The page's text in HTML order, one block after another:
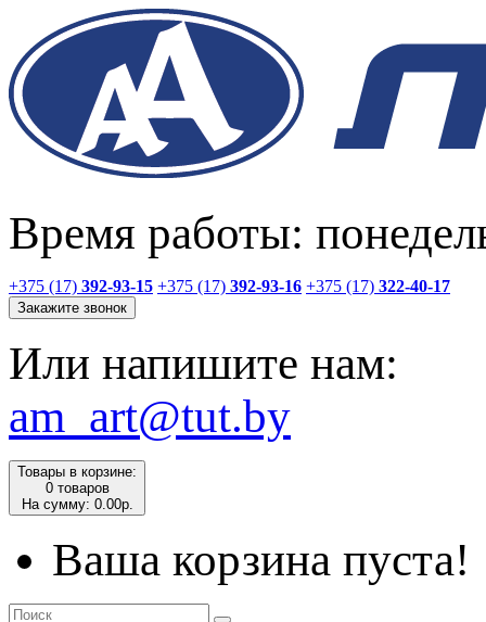
Время работы:
+375 (17) 392-93-15 +375 (17) 392-93-16 +375 (17) 322-40-17
Закажите звонок
Или напишите нам:
am_art@tut.by
Товары в корзине:
0 товаров
На сумму: 0.00р.
Ваша корзина пуста!